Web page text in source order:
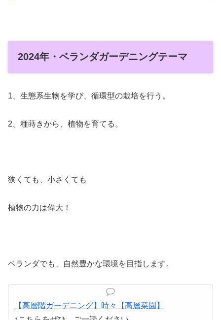
2024年・ベランダガーデニングテーマ
1、生態系生物を学び、循環型の栽培を行う。
2、種蒔きから、植物を育てる。
狭くても、小さくても
植物の力は偉大！
ベランダでも、自然豊かな環境を目指します。
【高層階ガーデニング】時々【高層菜園】